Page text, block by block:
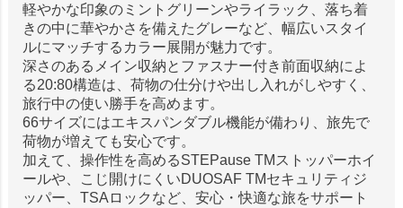
軽やかな印象のミントグリーンやライラック、落ち着
きの中に華やかさを備えたグレーなど、幅広いスタイ
ルにマッチするカラー展開が魅力です。
深さのあるメイン収納とファスナー付き前面収納によ
る20:80構造は、荷物の仕分けや出し入れがしやすく、
旅行中の使い勝手を高めます。
66サイズにはエキスパンダブル機能が備わり、旅先で
荷物が増えても安心です。
加えて、操作性を高めるSTEPause TMストッパーホイ
ールや、こじ開けにくいDUOSAF TMセキュリティジ
ッパー、TSAロックなど、安心・快適な旅をサポート